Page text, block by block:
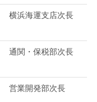
横浜海運支店次長
通関・保税部次長
営業開発部次長